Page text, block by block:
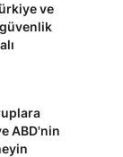
ve
güvenlik
ABD'nin